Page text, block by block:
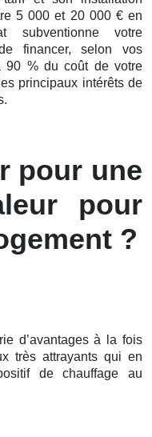
5 000 et 20 000 € en
subventionne votre
financer, selon vos
90 % du coût de votre
principaux intérêts de
pour une
pour
?
d’avantages à la fois
très attrayants qui en
de chauffage au